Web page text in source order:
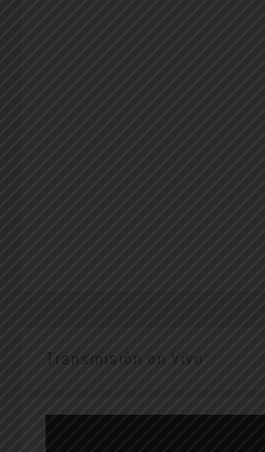
Transmisión en Vivo